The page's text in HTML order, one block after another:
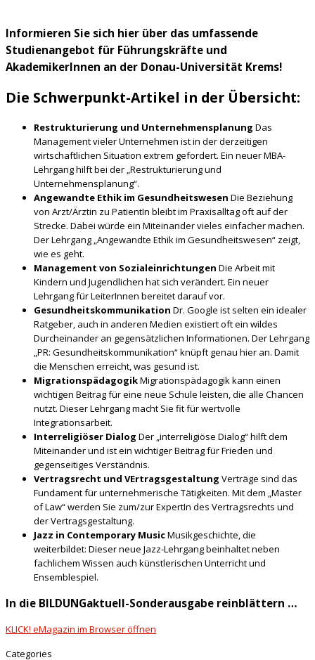
Informieren Sie sich hier über das umfassende
Studienangebot für Führungskräfte und
AkademikerInnen an der Donau-Universität Krems!
Die Schwerpunkt-Artikel in der Übersicht:
Restrukturierung und Unternehmensplanung Das
Management vieler Unternehmen ist in der derzeitigen
wirtschaftlichen Situation extrem gefordert. Ein neuer MBA-
Lehrgang hilft bei der „Restrukturierung und
Unternehmensplanung“.
Angewandte Ethik im Gesundheitswesen Die Beziehung
von Arzt/Ärztin zu PatientIn bleibt im Praxisalltag oft auf der
Strecke. Dabei würde ein Miteinander vieles einfacher machen.
Der Lehrgang „Angewandte Ethik im Gesundheitswesen“ zeigt,
wie es geht.
Management von Sozialeinrichtungen Die Arbeit mit
Kindern und Jugendlichen hat sich verändert. Ein neuer
Lehrgang für LeiterInnen bereitet darauf vor.
Gesundheitskommunikation Dr. Google ist selten ein idealer
Ratgeber, auch in anderen Medien existiert oft ein wildes
Durcheinander an gegensätzlichen Informationen. Der Lehrgang
„PR: Gesundheitskommunikation“ knüpft genau hier an. Damit
die Menschen erreicht, was gesund ist.
MigrationspädagogikMigrationspädagogik kann einen
wichtigen Beitrag für eine neue Schule leisten, die alle Chancen
nutzt. Dieser Lehrgang macht Sie fit für wertvolle
Integrationsarbeit.
Interreligiöser Dialog Der „interreligiöse Dialog“ hilft dem
Miteinander und ist ein wichtiger Beitrag für Frieden und
gegenseitiges Verständnis.
Vertragsrecht und VErtragsgestaltung Verträge sind das
Fundament für unternehmerische Tätigkeiten. Mit dem „Master
of Law“ werden Sie zum/zur ExpertIn des Vertragsrechts und
der Vertragsgestaltung.
Jazz in Contemporary MusicMusikgeschichte, die
weiterbildet: Dieser neue Jazz-Lehrgang beinhaltet neben
fachlichem Wissen auch künstlerischen Unterricht und
Ensemblespiel.
In die BILDUNGaktuell-Sonderausgabe reinblättern …
KLICK! eMagazin im Browser öffnen
Categories